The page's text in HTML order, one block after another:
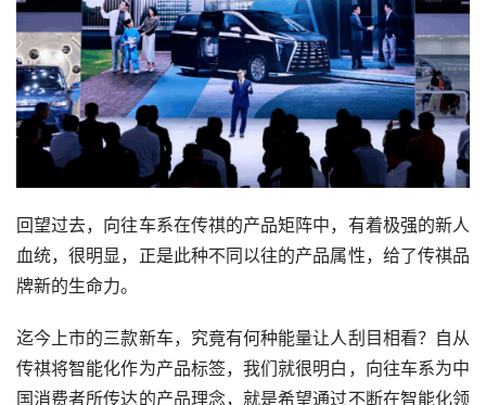
回望过去，向往车系在传祺的产品矩阵中，有着极强的新人
血统，很明显，正是此种不同以往的产品属性，给了传祺品
牌新的生命力。
迄今上市的三款新车，究竟有何种能量让人刮目相看？自从
传祺将智能化作为产品标签，我们就很明白，向往车系为中
国消费者所传达的产品理念，就是希望通过不断在智能化领